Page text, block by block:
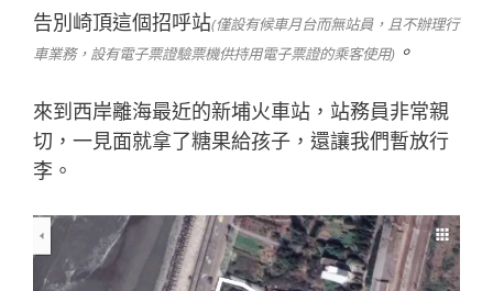
告別崎頂這個招呼站(僅設有候車月台而無站員，且不辦理行
車業務，設有電子票證驗票機供持用電子票證的乘客使用) 。
來到西岸離海最近的新埔火車站，站務員非常親
切，一見面就拿了糖果給孩子，還讓我們暫放行
李。